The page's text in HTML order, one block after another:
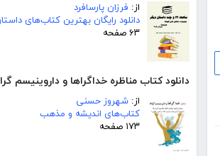
از: فرزان پارسافرد
دانلود رایگان بهترین کتاب‌های
۶۳ صفحه
دانلود کتاب مناظره خداگراها و داروینیسم
از: شهروز حسنی
کتاب‌های اندیشه و مذهب
۱۷۳ صفحه